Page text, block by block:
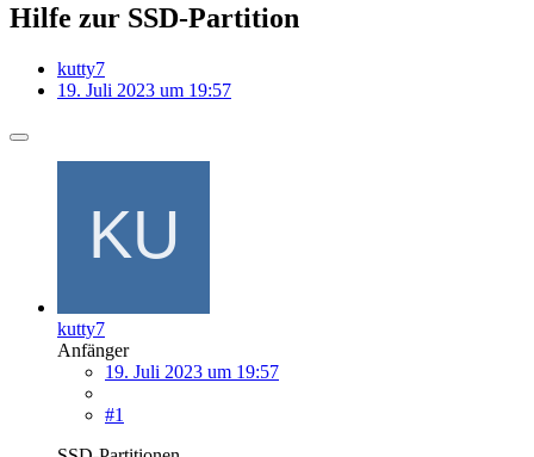
Hilfe zur SSD-Partition
kutty7
19. Juli 2023 um 19:57
kutty7
Anfänger
19. Juli 2023 um 19:57
#1